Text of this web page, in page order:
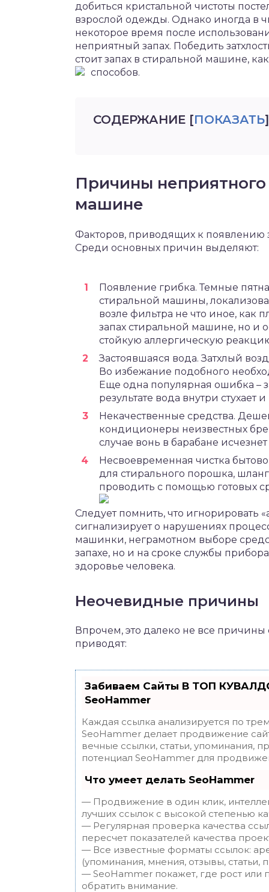
добиться кристальной чистоты
взрослой одежды. Однако иногда в
некоторое время после
неприятный запах. Победить
стоит запах в стиральной машине,
способов.
СОДЕРЖАНИЕ [ПОКАЗАТЬ]
Причины неприятного
машине
Факторов, приводящих к появлению
Среди основных причин выделяют:
Появление грибка. Темные
стиральной машины,
возле фильтра не что иное, как
запах стиральной машине, но и
стойкую аллергическую
Застоявшаяся вода. Затхлый
Во избежание подобного
Еще одна популярная ошибка –
результате вода внутри
Некачественные средства.
кондиционеры неизвестных
случае вонь в барабане
Несвоевременная чистка
для стирального порошка,
проводить с помощью готовых
Следует помнить, что игнорировать
сигнализирует о нарушениях
машинки, неграмотном выборе
запахе, но и на сроке службы
здоровье человека.
Неочевидные причины
Впрочем, это далеко не все
приводят:
Забиваем Сайты В ТОП
SeoHammer
Каждая ссылка анализируется по
SeoHammer делает продвижение
вечные ссылки, статьи, упоминания,
потенциал SeoHammer для
Что умеет делать SeoHammer
— Продвижение в один клик,
лучших ссылок с высокой степенью
— Регулярная проверка качества
пересчет показателей качества
— Все известные форматы ссылок:
(упоминания, мнения, отзывы, статьи,
— SeoHammer покажет, где рост или
обратить внимание.